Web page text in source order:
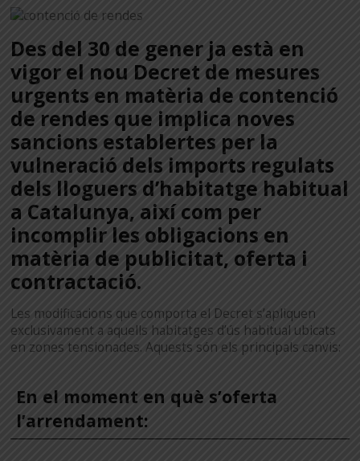
Des del 30 de gener ja està en
vigor el nou Decret de mesures
urgents en matèria de contenció
de rendes que implica noves
sancions establertes per la
vulneració dels imports regulats
dels lloguers d’habitatge habitual
a Catalunya, així com per
incomplir les obligacions en
matèria de publicitat, oferta i
contractació.
Les modificacions que comporta el Decret s’apliquen
exclusivament a aquells habitatges d’ús habitual ubicats
en zones tensionades. Aquests són els principals canvis:
En el moment en què s’oferta
l’arrendament: